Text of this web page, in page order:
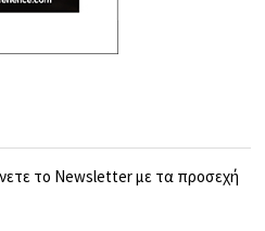
το Newsletter με τα προσεχή